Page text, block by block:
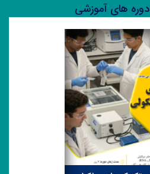
دوره های آموزشی